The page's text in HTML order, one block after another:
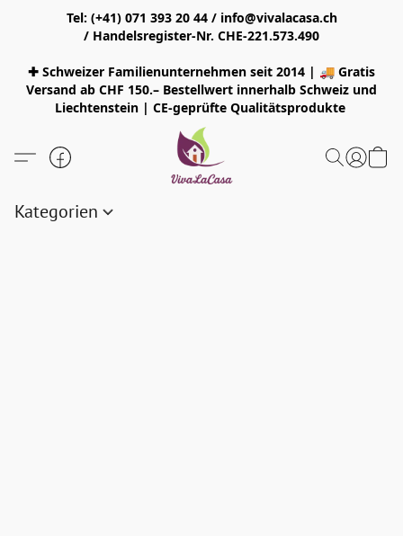
Tel: (+41) 071 393 20 44 / info@vivalacasa.ch
/ Handelsregister-Nr. CHE-221.573.490
✚ Schweizer Familienunternehmen seit 2014 | 🚚 Gratis
Versand ab CHF 150.– Bestellwert innerhalb Schweiz und
Liechtenstein | CE-geprüfte Qualitätsprodukte
Kategorien